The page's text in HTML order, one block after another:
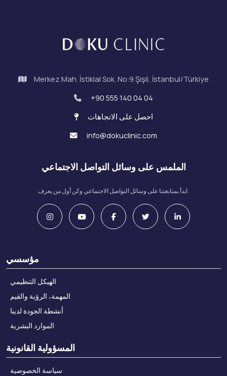
Merkez Mah. İstiklal Sok. No:9 Şişli, İstanbul/Türkiye
+90 555 140 04 04
احصل على الاتجاهات
info@dokuclinic.com
الملمس على وسائل التواصل الاجتماعي
ابدأ بمتابعتنا على وسائل التواصل الاجتماعي وكن أول من يعرف.
مؤسسي
الهيكل التنظيمي
المهمة، الرؤية والقيم
أنشطة الجودة لدينا
الموارد البشرية
المسؤولية القانونية
سياسة الخصوصية